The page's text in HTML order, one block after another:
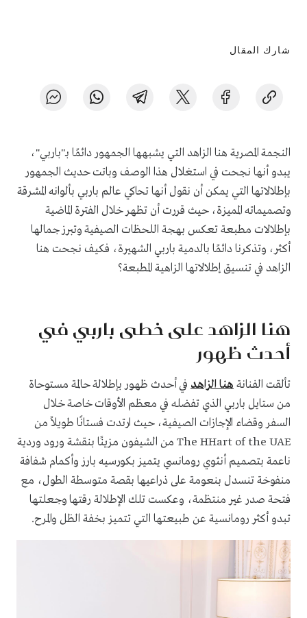
شارك المقال
النجمة المصرية هنا الزاهد التي يشبهها الجمهور دائمًا بـ"باربي"،
يبدو أنها نجحت في استغلال هذا الوصف وباتت حديث الجمهور
بإطلالاتها التي يمكن أن نقول أنها تحاكي عالم باربي بألوانه المشرقة
وتصميماته المميزة، حيث قررت أن تظهر خلال الفترة الماضية
بإطلالات مطبعة تعكس بهجة اللحظات الصيفية وتبرز جمالها
أكثر، وتذكرنا دائمًا بالدمية باربي الشهيرة، فكيف نجحت هنا
الزاهد في تنسيق إطلالاتها الزاهية المطبعة؟
هنا الزاهد على خطى باربي في
أحدث ظهور
تألقت الفنانة هنا الزاهد في أحدث ظهور بإطلالة حالمة مستوحاة
من ستايل باربي الذي تفضله في معظم الأوقات خاصة خلال
السفر وقضاء الإجازات الصيفية، حيث ارتدت فستانًا طويلاً من
The HHart of the UAE من الشيفون مزينًا بنقشة ورود وردية
ناعمة بتصميم أنثوي رومانسي يتميز بكورسيه بارز وأكمام شفافة
منفوخة تنسدل بنعومة على ذراعيها بقصة متوسطة الطول، مع
فتحة صدر غير منتظمة، وعكست تلك الإطلالة رقتها وجعلتها
تبدو أكثر رومانسية عن طبيعتها التي تتميز بخفة الظل والمرح.